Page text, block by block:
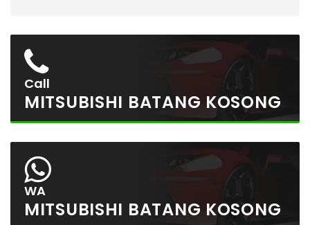
Call
MITSUBISHI BATANG KOSONG
WA
MITSUBISHI BATANG KOSONG